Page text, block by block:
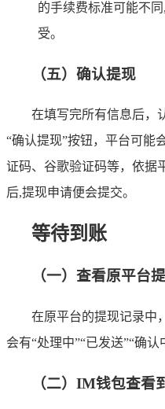
的手续费标准可能不
受。
（五）确认提现
在填写完所有信息后，
“确认提现”按钮，平台可能
证码、谷歌验证码等，依据
后,提现申请便会提交。
等待到账
（一）查看原平台
在原平台的提现记录中
会有“处理中”“已发送”“确认
（二）IM钱包查看